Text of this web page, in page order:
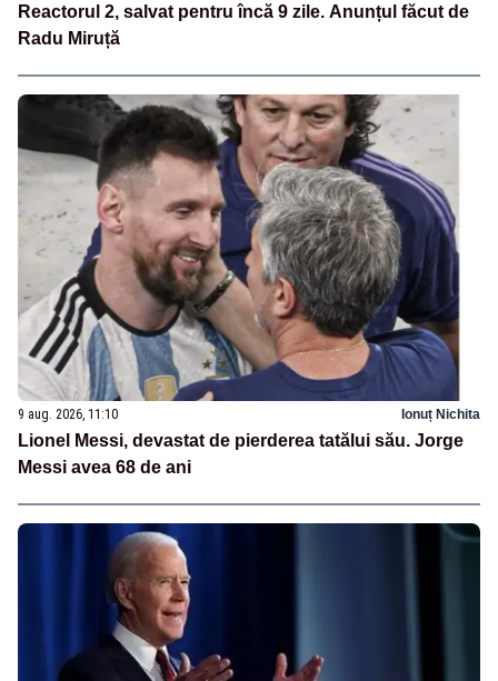
Reactorul 2, salvat pentru încă 9 zile. Anunțul făcut de
Radu Miruță
9 aug. 2026, 11:10 Ionuț Nichita
Lionel Messi, devastat de pierderea tatălui său. Jorge
Messi avea 68 de ani